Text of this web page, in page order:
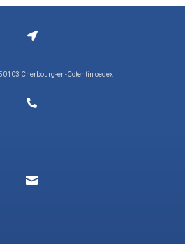
Cherbourg-en-Cotentin cedex